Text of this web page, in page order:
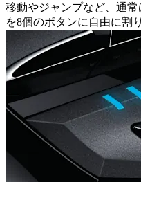
移動やジャンプなど、通
を8個のボタンに自由に割